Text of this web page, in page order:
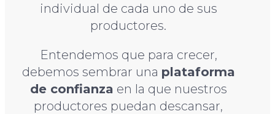
individual de cada uno de sus
productores.
Entendemos que para crecer,
debemos sembrar una plataforma
de confianza en la que nuestros
productores puedan descansar,